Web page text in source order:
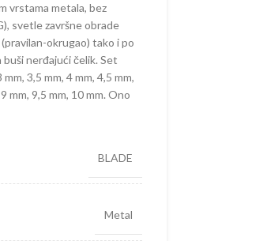
vrstama metala, bez
svetle završne obrade
okrugao) tako i po
nerđajući čelik. Set
3,5 mm, 4 mm, 4,5 mm,
mm, 9,5 mm, 10 mm. Ono
BLADE
Metal